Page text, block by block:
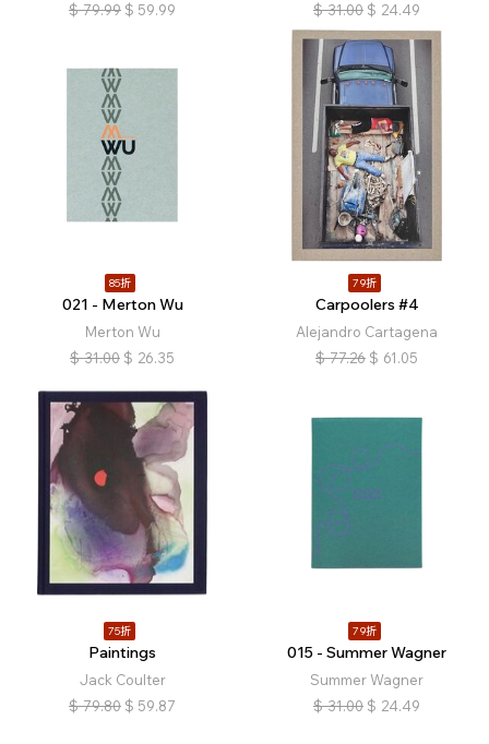
$ 79.99 $ 59.99
$ 31.00 $ 24.49
85折
021 - Merton Wu
Merton Wu
$ 31.00 $ 26.35
79折
Carpoolers #4
Alejandro Cartagena
$ 77.26 $ 61.05
75折
Paintings
Jack Coulter
$ 79.80 $ 59.87
79折
015 - Summer Wagner
Summer Wagner
$ 31.00 $ 24.49